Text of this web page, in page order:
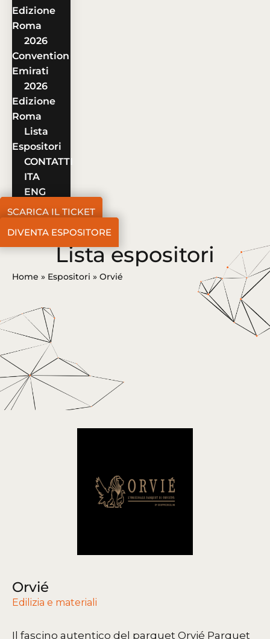
Edizione
Roma
2026
Convention
Emirati
2026
Edizione
Roma
Lista
Espositori
CONTATTI
ITA
ENG
SCARICA IL TICKET
DIVENTA ESPOSITORE
Lista espositori
Home » Espositori » Orvié
Orvié
Edilizia e materiali
Il fascino autentico del parquet Orvié Parquet